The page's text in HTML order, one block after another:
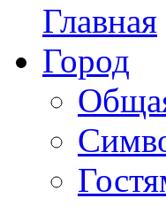
Главная
Город